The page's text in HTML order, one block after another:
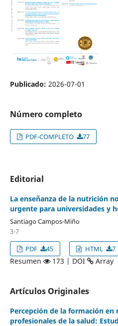
Publicado: 2026-07-01
Número completo
PDF-COMPLETO 77
Editorial
La enseñanza de la nutrición
urgente para universidades y
Santiago Campos-Miño
3-7
PDF
45 HTML 7
Resumen 173 | DOI Array
Artículos Originales
Percepción de la formación
profesionales de la salud: